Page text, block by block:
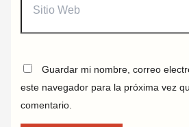
Guardar mi nombre, correo
este navegador para la próxima vez
comentario.